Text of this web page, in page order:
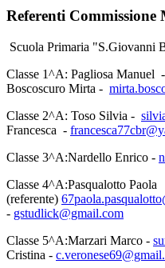
Referenti Commissione
Scuola Primaria
Classe 1^A: Pagliosa Manuel -
Boscoscuro Mirta -
Classe 2^A: Toso Silvia -
Francesca -
Classe 3^A:Nardello Enrico -
Classe 4^A:Pasqualotto Paola
(referente)
- gstudlick@gmail.com
Classe 5^A:Marzari Marco -
Cristina -